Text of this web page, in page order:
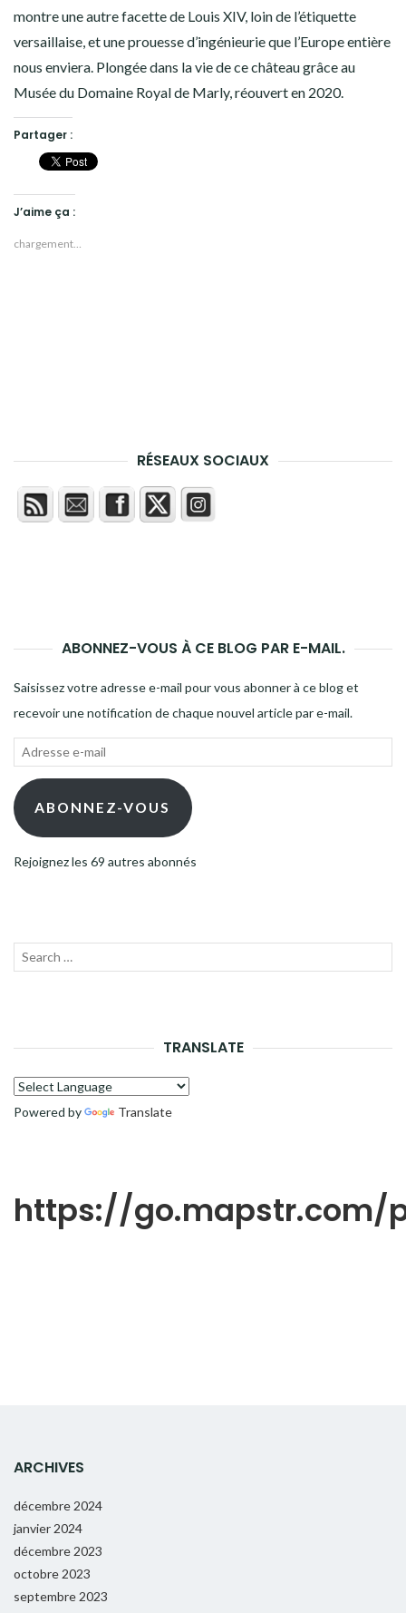
montre une autre facette de Louis XIV, loin de l’étiquette
versaillaise, et une prouesse d’ingénieurie que l’Europe entière
nous enviera. Plongée dans la vie de ce château grâce au
Musée du Domaine Royal de Marly, réouvert en 2020.
Partager :
J’aime ça :
chargement…
RÉSEAUX SOCIAUX
ABONNEZ-VOUS À CE BLOG PAR E-MAIL.
Saisissez votre adresse e-mail pour vous abonner à ce blog et
recevoir une notification de chaque nouvel article par e-mail.
Adresse
mail ABONNEZ-VOUS
Rejoignez les 69 autres abonnés
Recherche
TRANSLATE
Powered by Translate
https://go.mapstr.com/
ARCHIVES
décembre 2024
janvier 2024
décembre 2023
octobre 2023
septembre 2023